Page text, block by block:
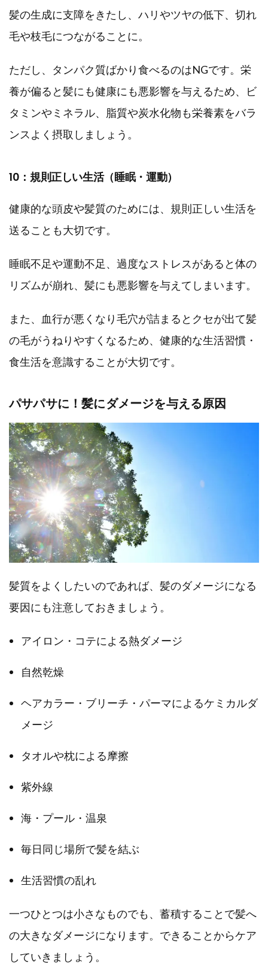
髪の生成に支障をきたし、ハリやツヤの低下、切れ
毛や枝毛につながることに。
ただし、タンパク質ばかり食べるのはNGです。栄
養が偏ると髪にも健康にも悪影響を与えるため、ビ
タミンやミネラル、脂質や炭水化物も栄養素をバラ
ンスよく摂取しましょう。
10：規則正しい生活（睡眠・運動）
健康的な頭皮や髪質のためには、規則正しい生活を
送ることも大切です。
睡眠不足や運動不足、過度なストレスがあると体の
リズムが崩れ、髪にも悪影響を与えてしまいます。
また、血行が悪くなり毛穴が詰まるとクセが出て髪
の毛がうねりやすくなるため、健康的な生活習慣・
食生活を意識することが大切です。
パサパサに！髪にダメージを与える原因
髪質をよくしたいのであれば、髪のダメージになる
要因にも注意しておきましょう。
アイロン・コテによる熱ダメージ
自然乾燥
ヘアカラー・ブリーチ・パーマによるケミカルダ
メージ
タオルや枕による摩擦
紫外線
海・プール・温泉
毎日同じ場所で髪を結ぶ
生活習慣の乱れ
一つひとつは小さなものでも、蓄積することで髪へ
の大きなダメージになります。できることからケア
していきましょう。